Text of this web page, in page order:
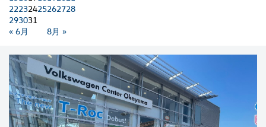
« 6月 8月 »
22232425262728
293031